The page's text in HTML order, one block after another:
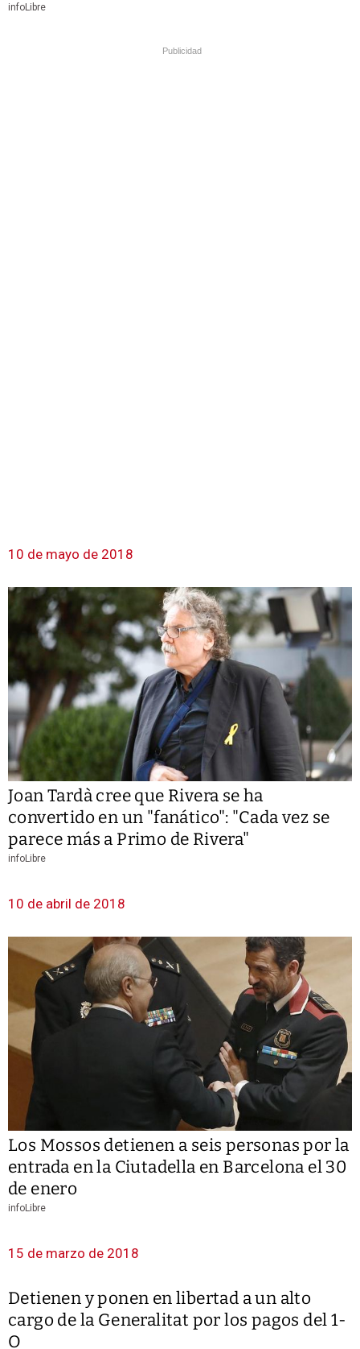
infoLibre
Publicidad
10 de mayo de 2018
Joan Tardà cree que Rivera se ha
convertido en un "fanático": "Cada vez se
parece más a Primo de Rivera"
infoLibre
10 de abril de 2018
Los Mossos detienen a seis personas por la
entrada en la Ciutadella en Barcelona el 30
de enero
infoLibre
15 de marzo de 2018
Detienen y ponen en libertad a un alto
cargo de la Generalitat por los pagos del 1-
O